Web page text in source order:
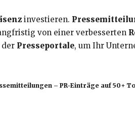
investieren.
von einer verbesserten
der Presseportale, um Ihr
– PR-Einträge auf 50+